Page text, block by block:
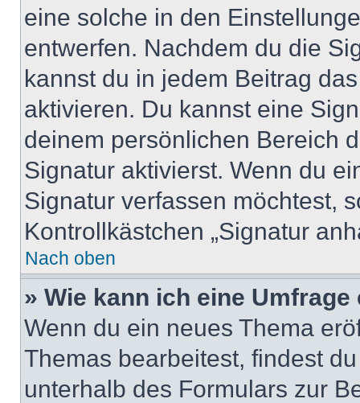
eine solche in den
entwerfen. Nachdem du die
kannst du in jedem Beitrag
aktivieren. Du kannst eine
deinem persönlichen Bereich
Signatur aktivierst. Wenn du
Signatur verfassen möchtest,
Kontrollkästchen „Signatur
Nach oben
» Wie kann ich eine
Wenn du ein neues Thema
Themas bearbeitest, findest
unterhalb des Formulars zur